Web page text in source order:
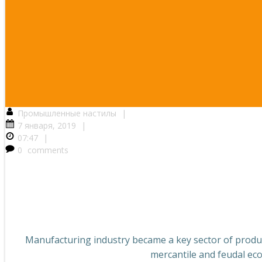
Промышленные настилы
|
7 января, 2019
|
07:47
|
0 comments
Manufacturing industry became a key sector of
mercantile and feudal